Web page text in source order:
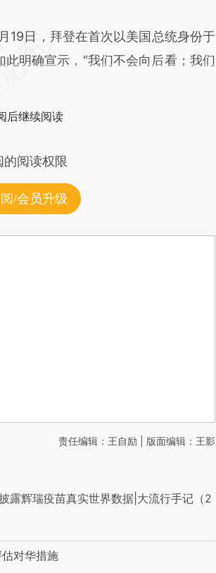
日，拜登在首次以美国总统身份于
明确宣示，“我们不会向后看；我们
后继续阅读
阅读权限
/会员升级
责任编辑：王自励 | 版面编辑：王影
露辉瑞疫苗真实世界数据|大流行手记（2
对华措施